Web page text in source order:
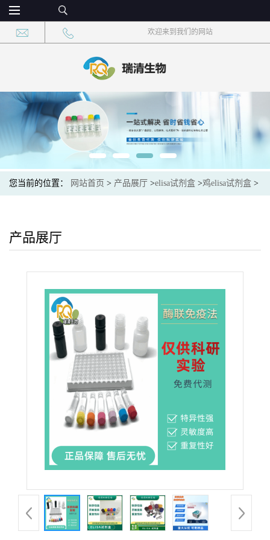
欢迎来到我们的网站
您当前的位置： 网站首页 > 产品展厅 >elisa试剂盒 >鸡elisa试剂盒 >
产品展厅